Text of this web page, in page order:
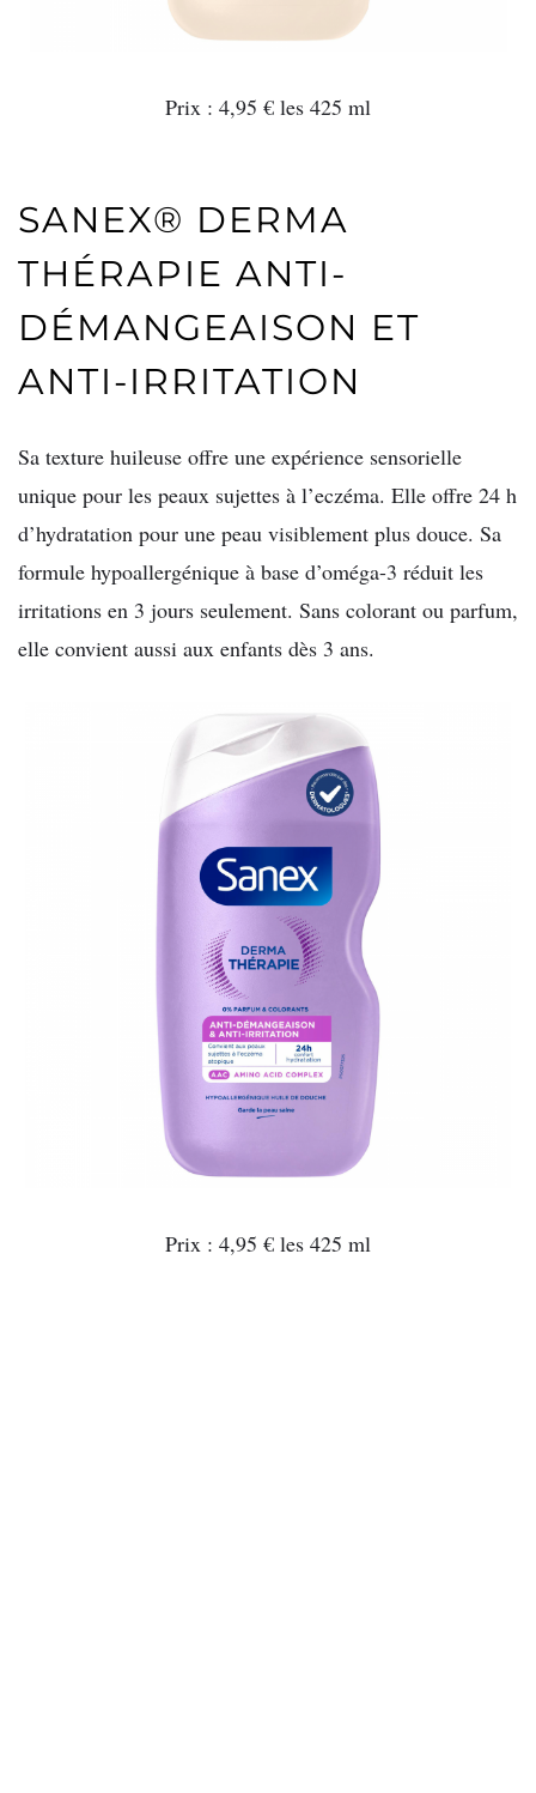
Prix : 4,95 € les 425 ml
SANEX® DERMA
THÉRAPIE ANTI-
DÉMANGEAISON ET
ANTI-IRRITATION
Sa texture huileuse offre une expérience sensorielle
unique pour les peaux sujettes à l’eczéma. Elle offre 24 h
d’hydratation pour une peau visiblement plus douce. Sa
formule hypoallergénique à base d’oméga-3 réduit les
irritations en 3 jours seulement. Sans colorant ou parfum,
elle convient aussi aux enfants dès 3 ans.
Prix : 4,95 € les 425 ml